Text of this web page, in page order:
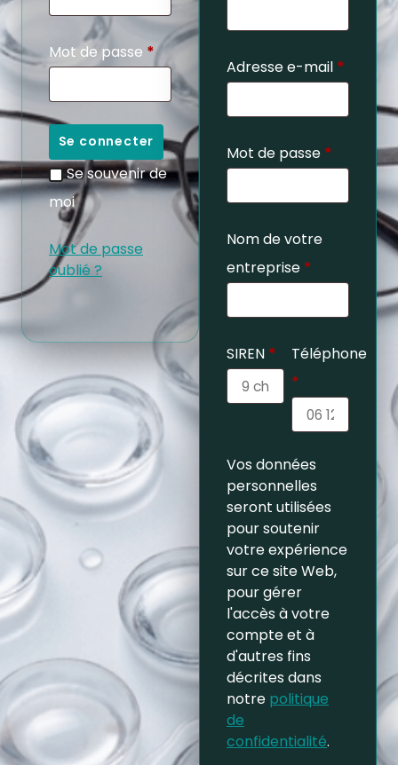
Mot de passe *
Se connecter
Se souvenir de
moi
Mot de passe
oublié ?
Adresse e-mail *
Mot de passe *
Nom de votre
entreprise *
SIREN *
Téléphone
*
Vos données
personnelles
seront utilisées
pour soutenir
votre expérience
sur ce site Web,
pour gérer
l'accès à votre
compte et à
d'autres fins
décrites dans
notre politique
de
confidentialité.